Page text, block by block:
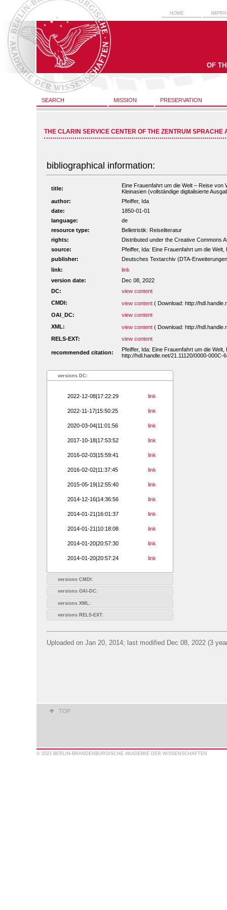
HOME
OF
SEARCH MISSION PRESERVATION
THE CLARIN SERVICE CENTER OF THE ZENTRUM SPRACHE
bibliographical information:
title:
Eine Frauenfahrt um die Welt – Reise von
Kleinasien (vollständige digitalisierte
author:
Pfeiffer, Ida
date:
1850-01-01
language:
de
resource type:
Belletristik: Reiseliteratur
rights:
Distributed under the Creative Commons
source:
Pfeiffer, Ida: Eine Frauenfahrt um die Welt,
publisher:
Deutsches Textarchiv (DTA-
link:
link
version date:
Dec 08, 2022
DC:
view content
CMDI:
view content ( Download: http://
OAI_DC:
view content
XML:
view content ( Download: http://
RELS-EXT:
view content
recommended citation:
Pfeiffer, Ida: Eine Frauenfahrt um die
http://hdl.handle.net/21.11120/0000-000C-
versions DC:
2022-12-08|17:22:29 link
2022-11-17|15:50:25 link
2020-03-04|11:01:56 link
2017-10-18|17:53:52 link
2016-02-03|15:59:41 link
2016-02-02|11:37:45 link
2015-05-19|12:55:40 link
2014-12-16|14:36:56 link
2014-01-21|16:01:37 link
2014-01-21|10:18:08 link
2014-01-20|20:57:30 link
2014-01-20|20:57:24 link
versions CMDI:
versions OAI-DC:
versions XML:
versions RELS-EXT:
Uploaded on Jan 20, 2014; last modified Dec 08, 2022 (3
TOP
© 2023 BERLIN-BRANDENBURGISCHE AKADEMIE DER WISSENSCHAFTEN